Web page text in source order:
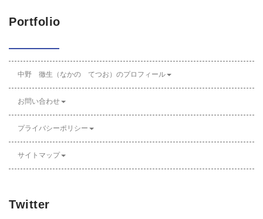
Portfolio
中野 徹生（なかの てつお）のプロフィール
お問い合わせ
プライバシーポリシー
サイトマップ
Twitter